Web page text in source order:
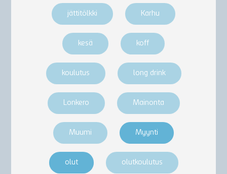
jättitölkki Karhu
kesä koff
koulutus long drink
Lonkero Mainonta
Muumi Myynti
olut olutkoulutus